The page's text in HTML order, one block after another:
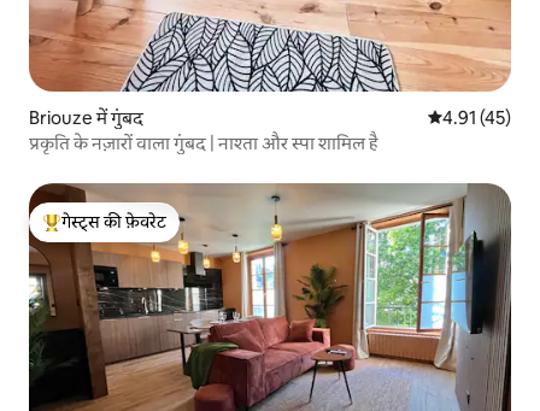
Briouze में गुंबद औसत रेटिंग 5 में
4.91 (45)
प्रकृति के नज़ारों वाला गुंबद | नाश्ता और स्पा शामिल है
गेस्ट्स का टॉप फ़ेवरेट
गेस्ट्स की फ़ेवरेट